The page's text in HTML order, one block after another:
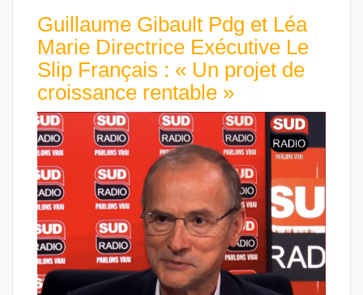
Guillaume Gibault Pdg et Léa
Marie Directrice Exécutive Le
Slip Français : « Un projet de
croissance rentable »